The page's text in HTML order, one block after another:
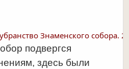
Знаменского собора.
подвергся
здесь были